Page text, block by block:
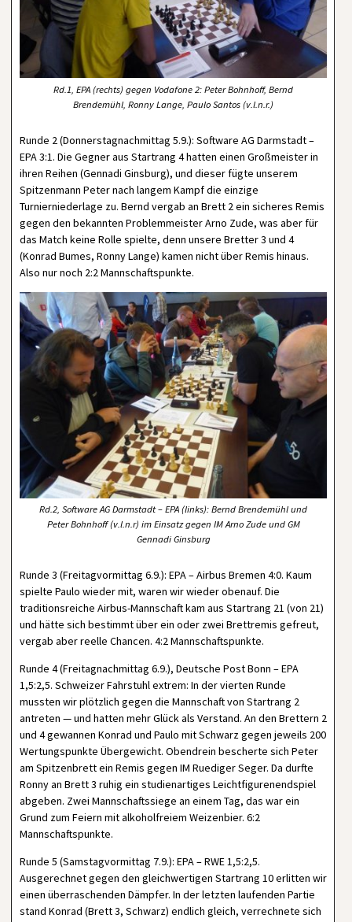
Rd.1, EPA (rechts) gegen Vodafone 2: Peter Bohnhoff, Bernd
Brendemühl, Ronny Lange, Paulo Santos (v.l.n.r.)
Runde 2 (Donnerstagnachmittag 5.9.): Software AG Darmstadt –
EPA 3:1. Die Gegner aus Startrang 4 hatten einen Großmeister in
ihren Reihen (Gennadi Ginsburg), und dieser fügte unserem
Spitzenmann Peter nach langem Kampf die einzige
Turnierniederlage zu. Bernd vergab an Brett 2 ein sicheres Remis
gegen den bekannten Problemmeister Arno Zude, was aber für
das Match keine Rolle spielte, denn unsere Bretter 3 und 4
(Konrad Bumes, Ronny Lange) kamen nicht über Remis hinaus.
Also nur noch 2:2 Mannschaftspunkte.
Rd.2, Software AG Darmstadt – EPA (links): Bernd Brendemühl und
Peter Bohnhoff (v.l.n.r) im Einsatz gegen IM Arno Zude und GM
Gennadi Ginsburg
Runde 3 (Freitagvormittag 6.9.): EPA – Airbus Bremen 4:0. Kaum
spielte Paulo wieder mit, waren wir wieder obenauf. Die
traditionsreiche Airbus-Mannschaft kam aus Startrang 21 (von 21)
und hätte sich bestimmt über ein oder zwei Brettremis gefreut,
vergab aber reelle Chancen. 4:2 Mannschaftspunkte.
Runde 4 (Freitagnachmittag 6.9.), Deutsche Post Bonn – EPA
1,5:2,5. Schweizer Fahrstuhl extrem: In der vierten Runde
mussten wir plötzlich gegen die Mannschaft von Startrang 2
antreten — und hatten mehr Glück als Verstand. An den Brettern 2
und 4 gewannen Konrad und Paulo mit Schwarz gegen jeweils 200
Wertungspunkte Übergewicht. Obendrein bescherte sich Peter
am Spitzenbrett ein Remis gegen IM Ruediger Seger. Da durfte
Ronny an Brett 3 ruhig ein studienartiges Leichtfigurenendspiel
abgeben. Zwei Mannschaftssiege an einem Tag, das war ein
Grund zum Feiern mit alkoholfreiem Weizenbier. 6:2
Mannschaftspunkte.
Runde 5 (Samstagvormittag 7.9.): EPA – RWE 1,5:2,5.
Ausgerechnet gegen den gleichwertigen Startrang 10 erlitten wir
einen überraschenden Dämpfer. In der letzten laufenden Partie
stand Konrad (Brett 3, Schwarz) endlich gleich, verrechnete sich